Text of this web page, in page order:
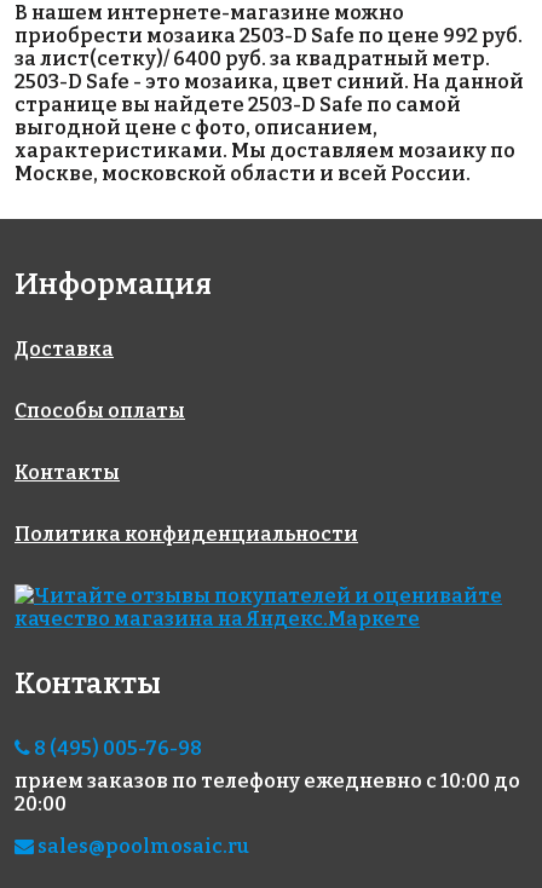
AKE112
Испания
313x495
AKE184
Испания
313x495
AKE043
Испания
313x495
5593 руб./м²
313x495
3400 руб./м²
AKE015
Испания
313x495
AKE101
Испания
313x495
AKE213
Испания
340x340
3400 руб./м²
3570 руб./м²
В нашем интернете-магазине можно
приобрести мозаика 2503-D Safe по цене 992 руб.
за лист(сетку)/ 6400 руб. за квадратный метр.
2503-D Safe - это мозаика, цвет синий. На данной
странице вы найдете 2503-D Safe по самой
выгодной цене с фото, описанием,
характеристиками. Мы доставляем мозаику по
Москве, московской области и всей России.
Информация
Доставка
Способы оплаты
Контакты
Политика конфиденциальности
Контакты
8 (495) 005-76-98
прием заказов по телефону ежедневно с 10:00 до
20:00
sales@poolmosaic.ru